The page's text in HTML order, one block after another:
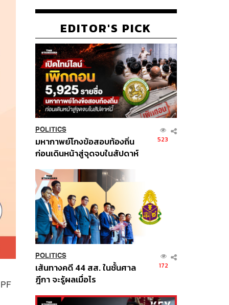
EDITOR'S PICK
POLITICS
มหากาพย์โกงข้อสอบท้องถิ่น
ก่อนเดินหน้าสู่จุดจบในสัปดาห์
523
POLITICS
เส้นทางคดี 44 สส. ในชั้นศาล
ฎีกา จะรู้ผลเมื่อไร
172